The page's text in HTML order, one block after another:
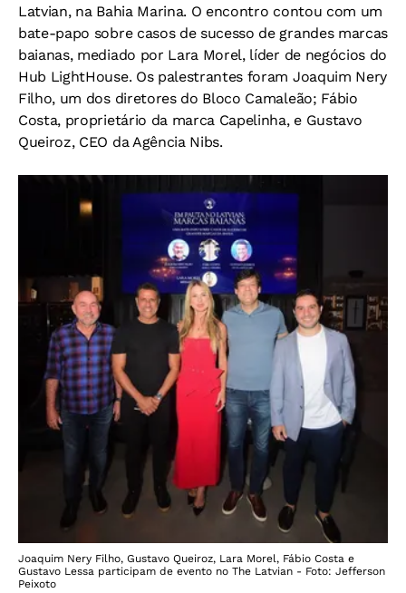
Latvian, na Bahia Marina. O encontro contou com um
bate-papo sobre casos de sucesso de grandes marcas
baianas, mediado por Lara Morel, líder de negócios do
Hub LightHouse. Os palestrantes foram Joaquim Nery
Filho, um dos diretores do Bloco Camaleão; Fábio
Costa, proprietário da marca Capelinha, e Gustavo
Queiroz, CEO da Agência Nibs.
Joaquim Nery Filho, Gustavo Queiroz, Lara Morel, Fábio Costa e
Gustavo Lessa participam de evento no The Latvian - Foto: Jefferson
Peixoto